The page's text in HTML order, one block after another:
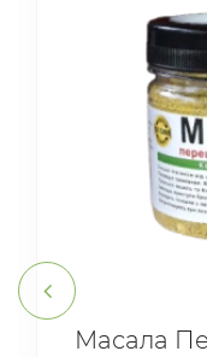
Масала